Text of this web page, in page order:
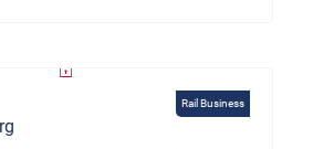
Rail Business